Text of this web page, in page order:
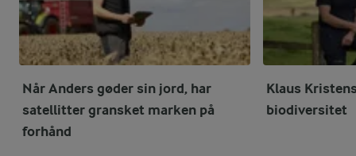
Når Anders gøder sin jord, har
satellitter gransket marken på
forhånd
Klaus
biodiversitet